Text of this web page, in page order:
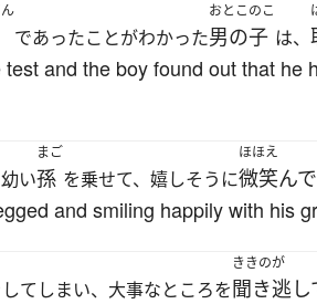
であったことがわかった
おとこのこ
男の子 は、
and the boy found out that
い
まご
孫 を乗せて、嬉しそうに
ほほえ
微笑んで
and smiling happily with his
てしまい、大事なところを
ききのが
聞き逃し